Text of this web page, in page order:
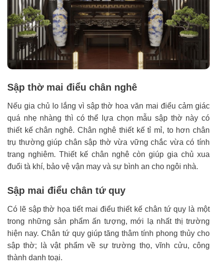
Sập thờ mai điểu chân nghê
Nếu gia chủ lo lắng vì sập thờ hoa văn mai điểu cảm giác
quá nhẹ nhàng thì có thể lựa chọn mẫu sập thờ này có
thiết kế chân nghê. Chân nghê thiết kế tỉ mỉ, to hơn chân
trụ thường giúp chân sập thờ vừa vững chắc vừa có tính
trang nghiêm. Thiết kế chân nghê còn giúp gia chủ xua
đuổi tà khí, bảo vệ vận may và sự bình an cho ngôi nhà.
Sập mai điểu chân tứ quy
Có lẽ sập thờ họa tiết mai điểu thiết kế chân tứ quy là một
trong những sản phẩm ấn tượng, mới lạ nhất thị trường
hiện nay. Chân tứ quy giúp tăng thâm tính phong thủy cho
sập thờ; là vật phẩm về sự trường thọ, vĩnh cửu, công
thành danh toại.